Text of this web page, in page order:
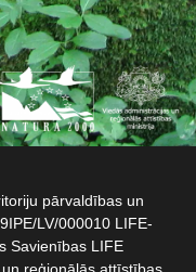
pārvaldības un
LV/000010 LIFE-
Savienības LIFE